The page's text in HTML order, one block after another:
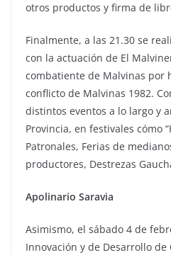
otros productos y firma de
Finalmente, a las 21.30 se
con la actuación de El
combatiente de Malvinas por
conflicto de Malvinas 1982.
distintos eventos a lo largo y
Provincia, en festivales cómo
Patronales, Ferias de
productores, Destrezas
Apolinario Saravia
Asimismo, el sábado 4 de
Innovación y de Desarrollo